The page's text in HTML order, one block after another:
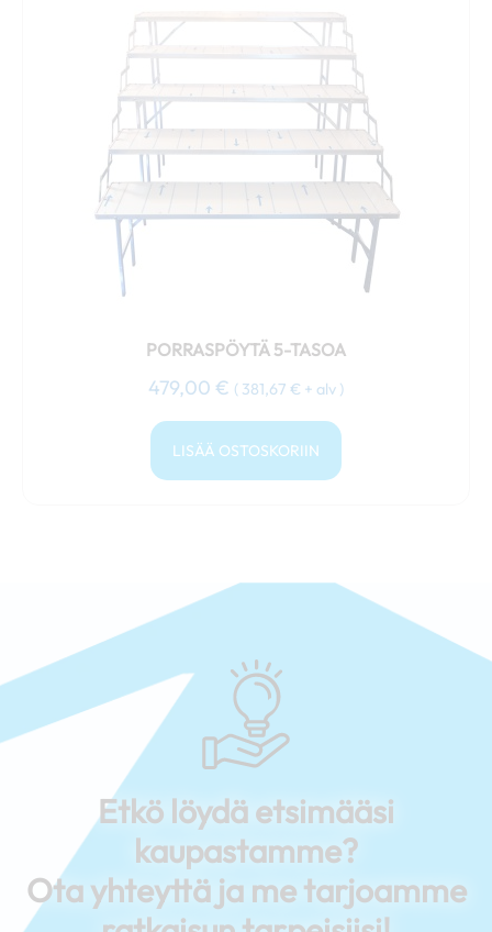
PORRASPÖYTÄ 5-TASOA
479,00 € ( 381,67 € + alv )
LISÄÄ OSTOSKORIIN
Etkö löydä etsimääsi
kaupastamme?
Ota yhteyttä ja me tarjoamme